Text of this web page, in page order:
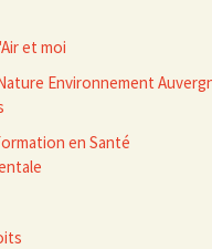
et moi
Environnement
en Santé